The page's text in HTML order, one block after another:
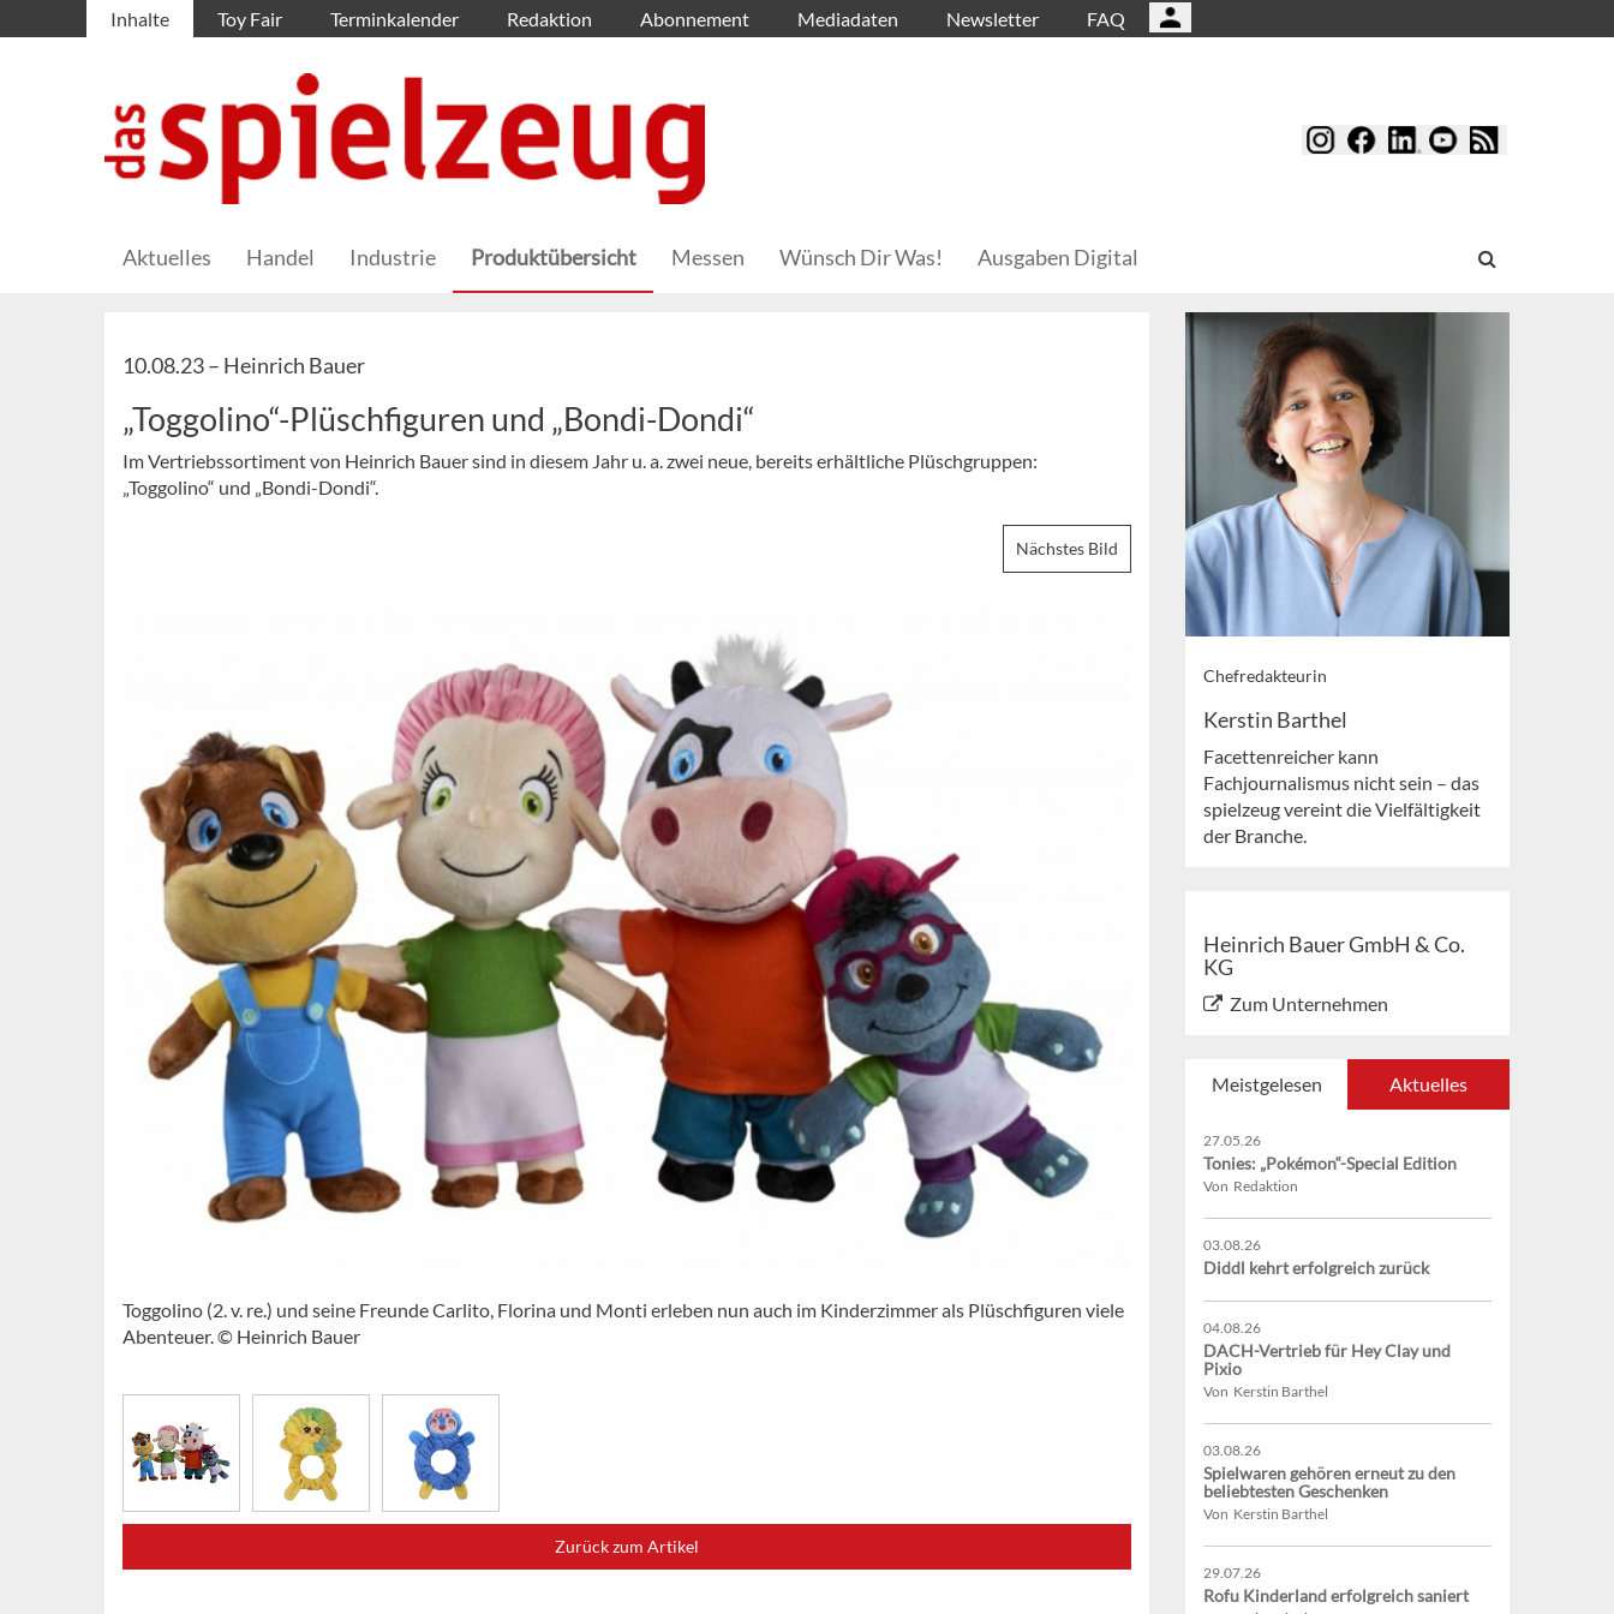
Inhalte Toy Fair Terminkalender Redaktion Abonnement Mediadaten Newsletter FAQ
Aktuelles Handel Industrie Produktübersicht Messen Wünsch Dir Was! Ausgaben Digital
10.08.23 – Heinrich Bauer
„Toggolino“-Plüschfiguren und „Bondi-Dondi“
Im Vertriebssortiment von Heinrich Bauer sind in diesem Jahr u. a. zwei neue, bereits erhältliche Plüschgruppen:
„Toggolino“ und „Bondi-Dondi“.
Nächstes Bild
Toggolino (2. v. re.) und seine Freunde Carlito, Florina und Monti erleben nun auch im Kinderzimmer als Plüschfiguren viele
Abenteuer. © Heinrich Bauer
Zurück zum Artikel
Chefredakteurin
Kerstin Barthel
Facettenreicher kann
Fachjournalismus nicht sein – das
spielzeug vereint die Vielfältigkeit
der Branche.
Heinrich Bauer GmbH & Co.
KG
Zum Unternehmen
Meistgelesen Aktuelles
27.05.26
Tonies: „Pokémon“-Special Edition
Von Redaktion
03.08.26
Diddl kehrt erfolgreich zurück
04.08.26
DACH-Vertrieb für Hey Clay und
Pixio
Von Kerstin Barthel
03.08.26
Spielwaren gehören erneut zu den
beliebtesten Geschenken
Von Kerstin Barthel
29.07.26
Rofu Kinderland erfolgreich saniert